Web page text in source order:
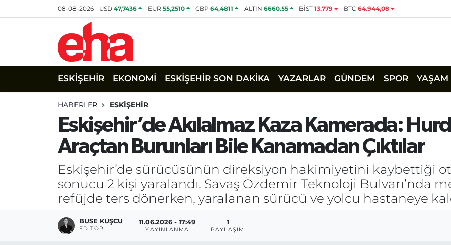
08-08-2026 USD47,7436 EUR 55,2510 GBP64,4811 ALTIN 6660.55 BİST13.779 BTC 64.944,08
ESKİŞEHİR EKONOMİ ESKİŞEHİR SON DAKİKA YAZARLAR GÜNDEM SPOR YAŞAM
HABERLER ESKİŞEHİR
Eskişehir’de Akılalmaz Kaza Kamerada:
Araçtan Burunları Bile Kanamadan Çıktılar
Eskişehir’de sürücüsünün direksiyon hakimiyetini kaybettiği
sonucu 2 kişi yaralandı. Savaş Özdemir Teknoloji Bulvarı’nda
refüjde ters dönerken, yaralanan sürücü ve yolcu hastaneye
BUSE KUŞCU
EDITÖR
11.06.2026 - 17:49
YAYINLANMA
1
PAYLAŞIM